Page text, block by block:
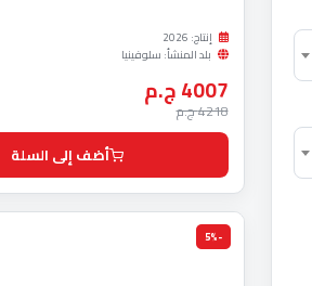
إنتاج: 2026
بلد المنشأ: سلوفينيا
4007 ج.م
4218 ج.م
أضف إلى السلة
-5%